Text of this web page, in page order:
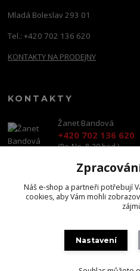
Mladá Boleslav 293 01
Tel.: +420 702 136 620
KONTAKTY NA PRODEJNY
KONTAKTY
Žanet Bandová
+420 702 136 620
(Po-Ne, 8-20 hod.)
shop@brandscapital.cz
Náš e-shop a partneři potřebují
cookies, aby Vám mohli
Nastavení